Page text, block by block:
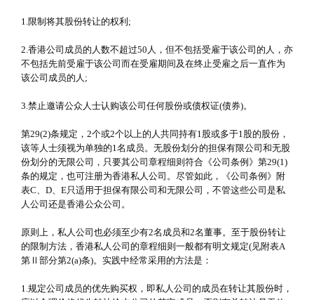
1.限制将其股份转让的权利;
2.香港公司成员的人数不超过50人，但不包括受雇于该公司的人，亦
不包括先前受雇于该公司而在受雇期间及在终止受雇之后一直作为
该公司成员的人;
3.禁止邀请公众人士认购该公司任何股份或债权证(债券)。
第29(2)条规定，2个或2个以上的人共同持有1股或多于1股的股份，
该等人士须视为单独的1名成员。无股份划分的担保有限公司和无股
份划分的无限公司，只要其公司章程细则符合《公司条例》第29(1)
条的规定，也可注册为香港私人公司。尽管如此，《公司条例》附
表C、D、E只适用于担保有限公司和无限公司，不管这些公司是私
人公司还是香港公众公司。
原则上，私人公司也必须至少有2名成员和2名董事。至于股份转让
的限制方法，香港私人公司的章程细则一般都有明文规定(见附表A
第Ⅱ部分第2(a)条)。实践中经常采用的方法是：
1.规定公司成员的优先购买权，即私人公司的成员在转让其股份时，